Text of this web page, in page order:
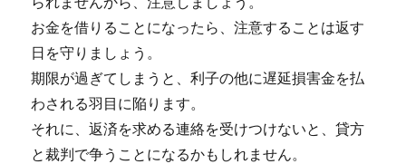
お金を借りることになったら、注意することは返す
日を守りましょう。
期限が過ぎてしまうと、利子の他に遅延損害金を払
わされる羽目に陥ります。
それに、返済を求める連絡を受けつけないと、貸方
と裁判で争うことになるかもしれません。